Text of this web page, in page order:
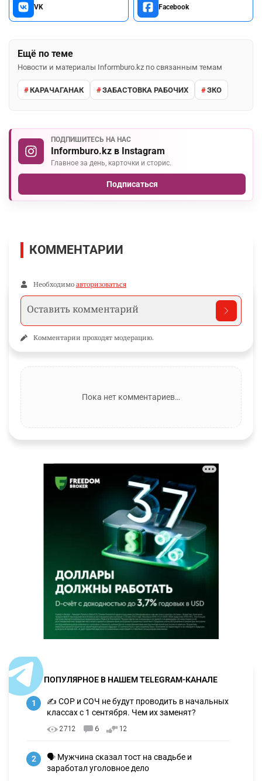
VK Facebook
Ещё по теме
Новости и материалы Informburo.kz по связанным темам
КАРАЧАГАНАК ЗАБАСТОВКА РАБОЧИХ ЗКО
ПОДПИШИТЕСЬ НА НАС
Informburo.kz в Instagram
Главное за день, карточки и сторис.
Подписаться
КОММЕНТАРИИ
Необходимо авторизоваться
Комментарии проходят модерацию.
Пока нет комментариев…
ПОПУЛЯРНОЕ В НАШЕМ TELEGRAM-КАНАЛЕ
1
✍️ СОР и СОЧ не будут проводить в начальных
классах с 1 сентября. Чем их заменят?
2712 6 12
2
🗣 Мужчина сказал тост на свадьбе и
заработал уголовное дело